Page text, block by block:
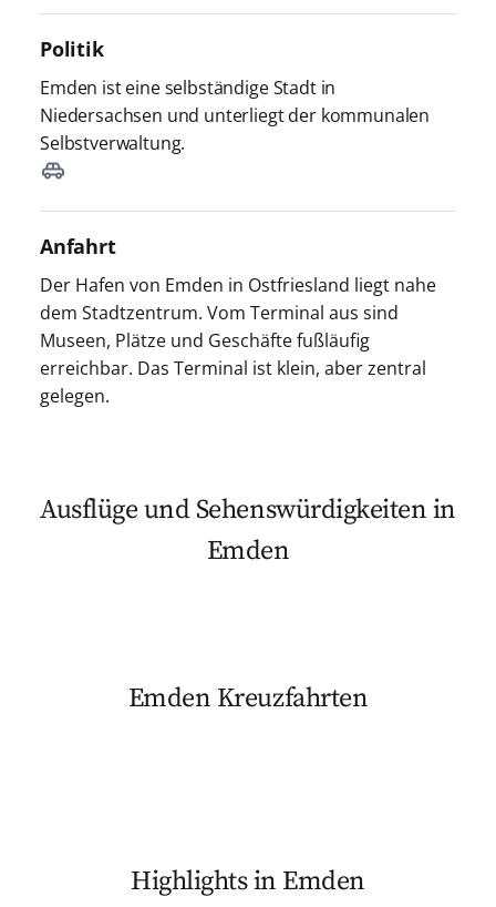
Politik
Emden ist eine selbständige Stadt in
Niedersachsen und unterliegt der kommunalen
Selbstverwaltung.
Anfahrt
Der Hafen von Emden in Ostfriesland liegt nahe
dem Stadtzentrum. Vom Terminal aus sind
Museen, Plätze und Geschäfte fußläufig
erreichbar. Das Terminal ist klein, aber zentral
gelegen.
Ausflüge und Sehenswürdigkeiten in
Emden
Emden Kreuzfahrten
Highlights in Emden